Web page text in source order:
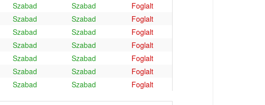
Szabad Szabad
Foglalt
Szabad Szabad
Foglalt
Szabad Szabad
Foglalt
Szabad Szabad
Foglalt
Szabad Szabad
Foglalt
Szabad Szabad
Foglalt
Szabad Szabad Foglalt